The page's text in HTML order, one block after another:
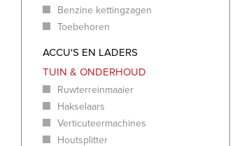
Benzine kettingzagen
Toebehoren
ACCU'S EN LADERS
TUIN & ONDERHOUD
Ruwterreinmaaier
Hakselaars
Verticuteermachines
Houtsplitter